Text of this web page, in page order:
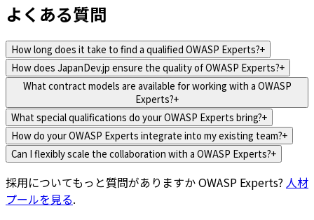
よくある質問
How long does it take to find a qualified OWASP Experts?+
How does JapanDev.jp ensure the quality of OWASP Experts?+
What contract models are available for working with a OWASP
Experts?+
What special qualifications do your OWASP Experts bring?+
How do your OWASP Experts integrate into my existing team?+
Can I flexibly scale the collaboration with a OWASP Experts?+
採用についてもっと質問がありますかOWASP Experts? 人材
プールを見る.